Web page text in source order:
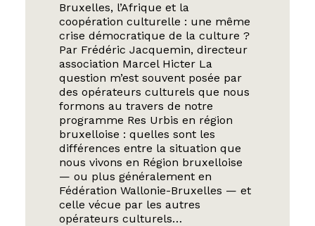
Bruxelles, l’Afrique et la
coopération culturelle : une même
crise démocratique de la culture ?
Par Frédéric Jacquemin, directeur
association Marcel Hicter La
question m’est souvent posée par
des opérateurs culturels que nous
formons au travers de notre
programme Res Urbis en région
bruxelloise : quelles sont les
différences entre la situation que
nous vivons en Région bruxelloise
— ou plus généralement en
Fédération Wallonie-Bruxelles — et
celle vécue par les autres
opérateurs culturels…